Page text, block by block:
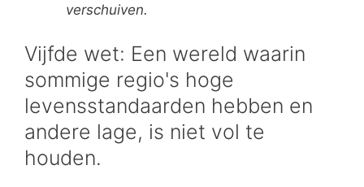
verschuiven.
Vijfde wet: Een wereld waarin
sommige regio's hoge
levensstandaarden hebben en
andere lage, is niet vol te
houden.